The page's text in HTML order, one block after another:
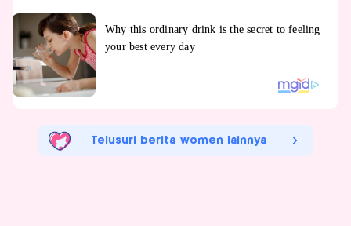
Telusuri berita women lainnya